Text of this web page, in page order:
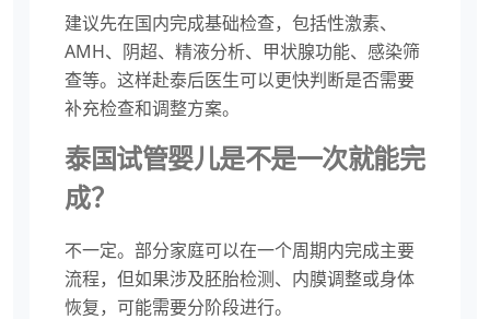
建议先在国内完成基础检查，包括性激素、
AMH、阴超、精液分析、甲状腺功能、感染筛
查等。这样赴泰后医生可以更快判断是否需要
补充检查和调整方案。
泰国试管婴儿是不是一次就能完
成？
不一定。部分家庭可以在一个周期内完成主要
流程，但如果涉及胚胎检测、内膜调整或身体
恢复，可能需要分阶段进行。